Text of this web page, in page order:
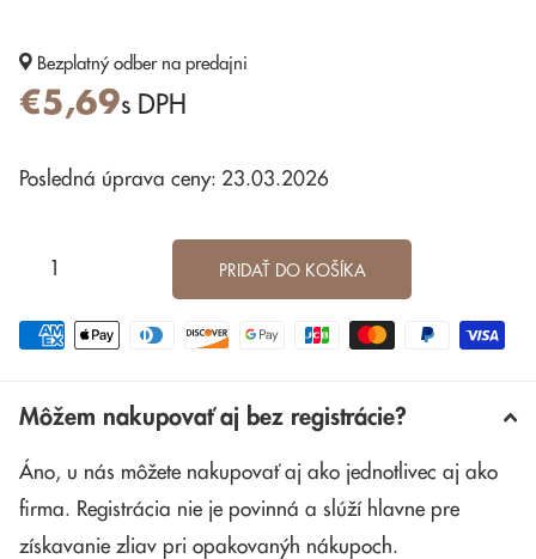
Bezplatný odber na predajni
€5,69s DPH
Posledná úprava ceny: 23.03.2026
PRIDAŤ DO KOŠÍKA
Môžem nakupovať aj bez registrácie?
Áno, u nás môžete nakupovať aj ako jednotlivec aj ako
firma. Registrácia nie je povinná a slúží hlavne pre
získavanie zliav pri opakovanýh nákupoch.